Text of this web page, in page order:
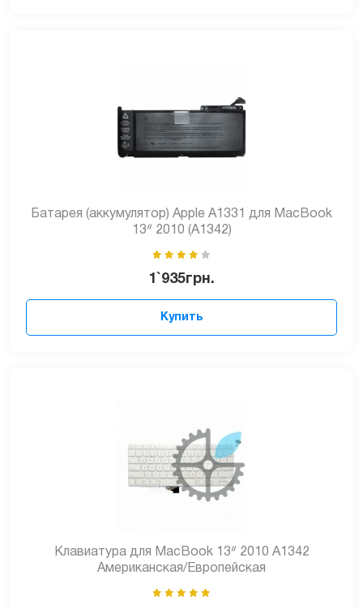
Батарея (аккумулятор) Apple А1331 для MacBook
13ᐥ 2010 (A1342)
1`935грн.
Купить
Клавиатура для MacBook 13ᐥ 2010 A1342
Американская/Европейская